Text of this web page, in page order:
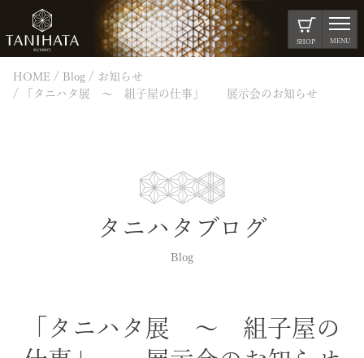
SHOP MENU
HOME Blog
お知らせ
「タニハタ展 ～ 組子屋の仕事」 展示会のお知らせ
タニハタブログ
Blog
「タニハタ展 ～ 組子屋の